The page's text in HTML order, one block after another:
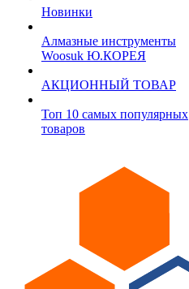
Новинки
Алмазные инструменты
Woosuk Ю.КОРЕЯ
АКЦИОННЫЙ ТОВАР
Топ 10 самых популярных
товаров